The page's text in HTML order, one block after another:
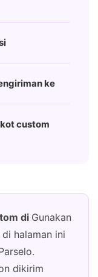
ke
custom
di Gunakan
halaman ini
dikirim